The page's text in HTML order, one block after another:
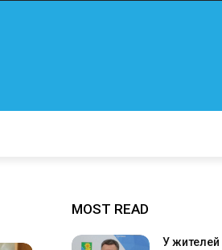
MOST READ
У жителей